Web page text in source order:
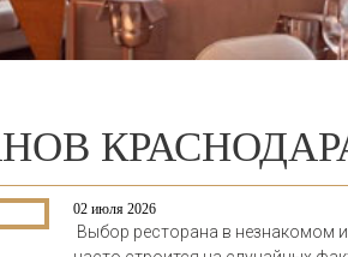
02 июля 2026
Выбор ресторана в незнакомом